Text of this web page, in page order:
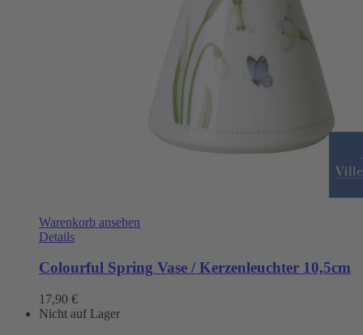
Warenkorb ansehen
Details
Colourful Spring Vase / Kerzenleuchter 10,5cm
17,90 €
Nicht auf Lager